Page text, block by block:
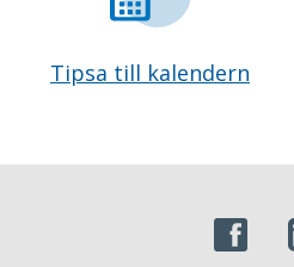
Tipsa till kalendern